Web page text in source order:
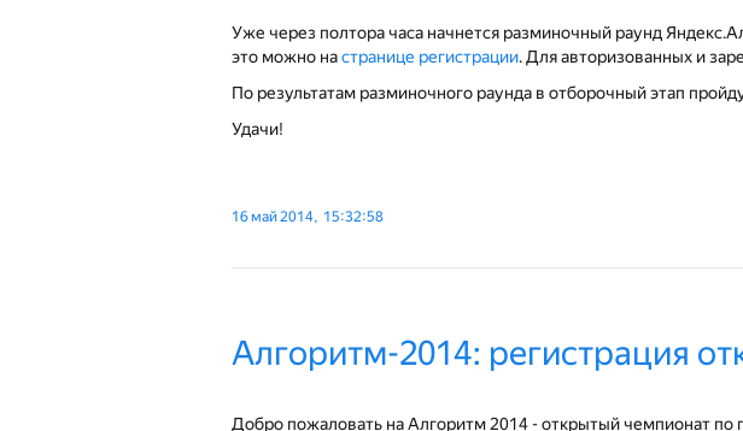
Уже через полтора часа начнется разминочный раунд
это можно настранице регистрации. Для авторизованных и
По результатам разминочного раунда в отборочный этап
Удачи!
16 май 2014, 15:32:58
Алгоритм-2014: регистрация
Добро пожаловать на Алгоритм 2014 - открытый чемпионат